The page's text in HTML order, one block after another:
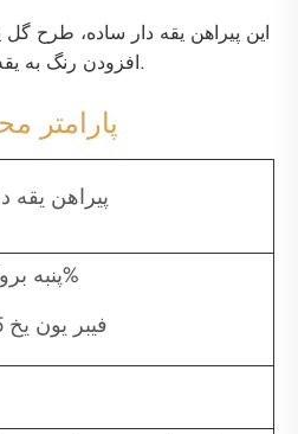
این پیراهن یقه دار ساده، طرح
افزودن رنگ به یقه یقه دار یکنواخت، شیک تر.
پیراهن یقه
60% پنبه بروکات 35%
فیبر یون یخ 5% اسپندکس